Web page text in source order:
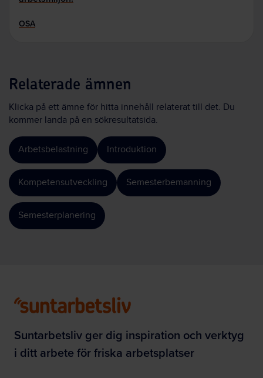
OSA
Relaterade ämnen
Klicka på ett ämne för hitta innehåll relaterat till det. Du
kommer landa på en sökresultatsida.
Arbetsbelastning Introduktion
Kompetensutveckling Semesterbemanning
Semesterplanering
Suntarbetsliv ger dig inspiration och verktyg
i ditt arbete för friska arbetsplatser